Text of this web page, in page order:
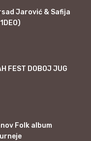
Jarović & Safija
FEST DOBOJ JUG
Folk album